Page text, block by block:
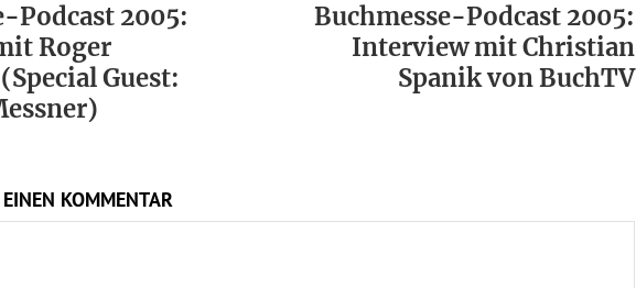
Podcast 2005:
Roger
Guest:
Buchmesse-Podcast 2005:
Interview mit Christian
Spanik von BuchTV
KOMMENTAR